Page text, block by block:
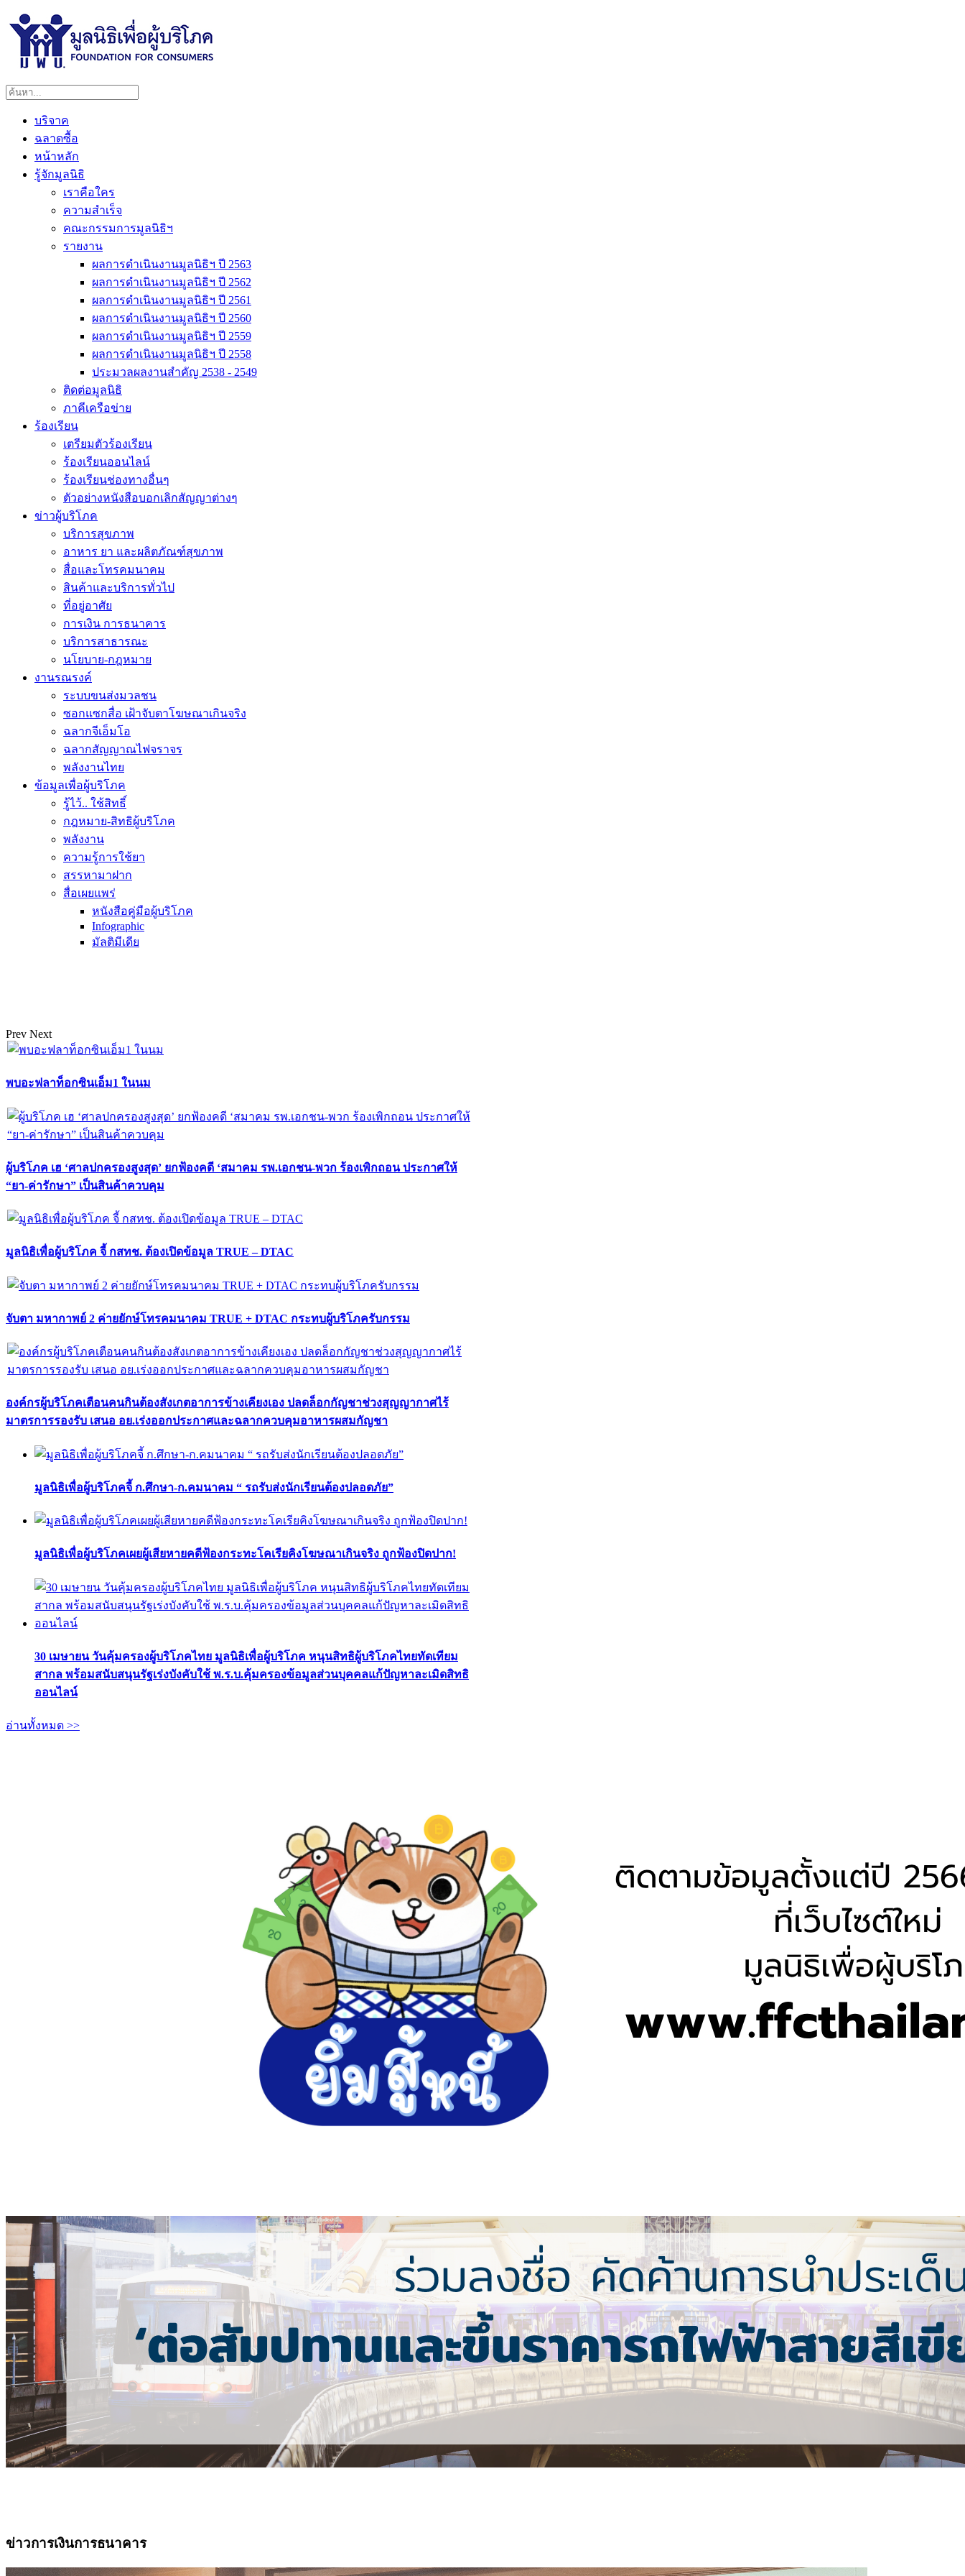
บริจาค
ฉลาดซื้อ
หน้าหลัก
รู้จักมูลนิธิ
เราคือใคร
ความสำเร็จ
คณะกรรมการมูลนิธิฯ
รายงาน
ผลการดำเนินงานมูลนิธิฯ ปี 2563
ผลการดำเนินงานมูลนิธิฯ ปี 2562
ผลการดำเนินงานมูลนิธิฯ ปี 2561
ผลการดำเนินงานมูลนิธิฯ ปี 2560
ผลการดำเนินงานมูลนิธิฯ ปี 2559
ผลการดำเนินงานมูลนิธิฯ ปี 2558
ประมวลผลงานสำคัญ 2538 - 2549
ติดต่อมูลนิธิ
ภาคีเครือข่าย
ร้องเรียน
เตรียมตัวร้องเรียน
ร้องเรียนออนไลน์
ร้องเรียนช่องทางอื่นๆ
ตัวอย่างหนังสือบอกเลิกสัญญาต่างๆ
ข่าวผู้บริโภค
บริการสุขภาพ
อาหาร ยา และผลิตภัณฑ์สุขภาพ
สื่อและโทรคมนาคม
สินค้าและบริการทั่วไป
ที่อยู่อาศัย
การเงิน การธนาคาร
บริการสาธารณะ
นโยบาย-กฎหมาย
งานรณรงค์
ระบบขนส่งมวลชน
ซอกแซกสื่อ เฝ้าจับตาโฆษณาเกินจริง
ฉลากจีเอ็มโอ
ฉลากสัญญาณไฟจราจร
พลังงานไทย
ข้อมูลเพื่อผู้บริโภค
รู้ไว้.. ใช้สิทธิ์
กฎหมาย-สิทธิผู้บริโภค
พลังงาน
ความรู้การใช้ยา
สรรหามาฝาก
สื่อเผยแพร่
หนังสือคู่มือผู้บริโภค
Infographic
มัลติมีเดีย
Prev Next
พบอะฟลาท็อกซินเอ็ม1 ในนม
ผู้บริโภค เฮ ‘ศาลปกครองสูงสุด’ ยกฟ้องคดี ‘สมาคม รพ.เอกชน-พวก ร้องเพิกถอน ประกาศให้
“ยา-ค่ารักษา” เป็นสินค้าควบคุม
มูลนิธิเพื่อผู้บริโภค จี้ กสทช. ต้องเปิดข้อมูล TRUE – DTAC
จับตา มหากาพย์ 2 ค่ายยักษ์โทรคมนาคม TRUE + DTAC กระทบผู้บริโภครับกรรม
องค์กรผู้บริโภคเตือนคนกินต้องสังเกตอาการข้างเคียงเอง ปลดล็อกกัญชาช่วงสุญญากาศไร้
มาตรการรองรับ เสนอ อย.เร่งออกประกาศและฉลากควบคุมอาหารผสมกัญชา
มูลนิธิเพื่อผู้บริโภคจี้ ก.ศึกษา-ก.คมนาคม “ รถรับส่งนักเรียนต้องปลอดภัย”
มูลนิธิเพื่อผู้บริโภคเผยผู้เสียหายคดีฟ้องกระทะโคเรียคิงโฆษณาเกินจริง ถูกฟ้องปิดปาก!
30 เมษายน วันคุ้มครองผู้บริโภคไทย มูลนิธิเพื่อผู้บริโภค หนุนสิทธิผู้บริโภคไทยทัดเทียม
สากล พร้อมสนับสนุนรัฐเร่งบังคับใช้ พ.ร.บ.คุ้มครองข้อมูลส่วนบุคคลแก้ปัญหาละเมิดสิทธิ
ออนไลน์
อ่านทั้งหมด >>
ข่าวการเงินการธนาคาร